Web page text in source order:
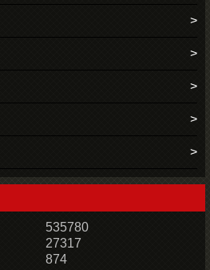
535780
27317
874